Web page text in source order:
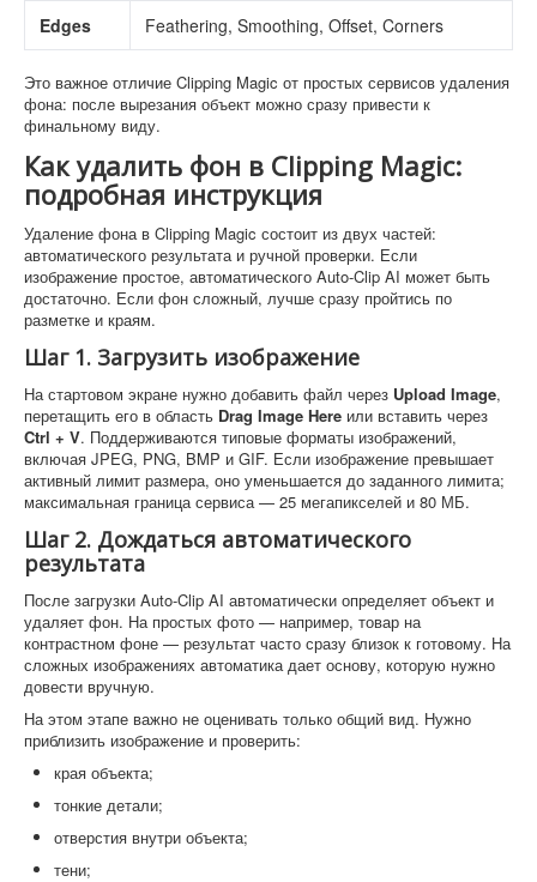
Edges Feathering, Smoothing, Offset, Corners
Это важное отличие Clipping Magic от простых сервисов удаления
фона: после вырезания объект можно сразу привести к
финальному виду.
Как удалить фон в Clipping Magic:
подробная инструкция
Удаление фона в Clipping Magic состоит из двух частей:
автоматического результата и ручной проверки. Если
изображение простое, автоматического Auto-Clip AI может быть
достаточно. Если фон сложный, лучше сразу пройтись по
разметке и краям.
Шаг 1. Загрузить изображение
На стартовом экране нужно добавить файл через Upload Image,
перетащить его в область Drag Image Here или вставить через
Ctrl + V. Поддерживаются типовые форматы изображений,
включая JPEG, PNG, BMP и GIF. Если изображение превышает
активный лимит размера, оно уменьшается до заданного лимита;
максимальная граница сервиса — 25 мегапикселей и 80 МБ.
Шаг 2. Дождаться автоматического
результата
После загрузки Auto-Clip AI автоматически определяет объект и
удаляет фон. На простых фото — например, товар на
контрастном фоне — результат часто сразу близок к готовому. На
сложных изображениях автоматика дает основу, которую нужно
довести вручную.
На этом этапе важно не оценивать только общий вид. Нужно
приблизить изображение и проверить:
края объекта;
тонкие детали;
отверстия внутри объекта;
тени;